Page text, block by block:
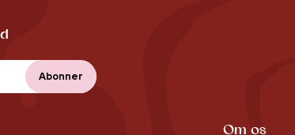
Om os